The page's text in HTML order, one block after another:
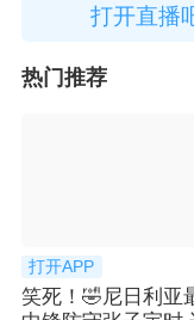
打开直播
热门推荐
打开APP
笑死！🤣尼日利亚